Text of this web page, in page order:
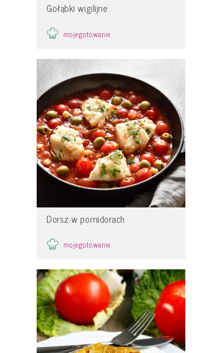
Gołąbki wigilijne
mojegotowanie
Dorsz w pomidorach
mojegotowanie